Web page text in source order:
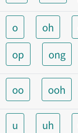
o oh
op
ong
oo ooh
u uh